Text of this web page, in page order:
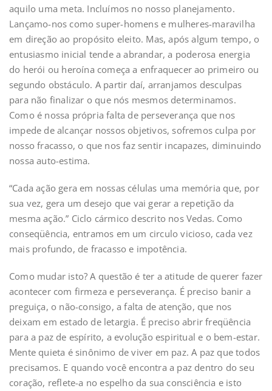
aquilo uma meta. Incluímos no nosso planejamento.
Lançamo-nos como super-homens e mulheres-maravilha
em direção ao propósito eleito. Mas, após algum tempo, o
entusiasmo inicial tende a abrandar, a poderosa energia
do herói ou heroína começa a enfraquecer ao primeiro ou
segundo obstáculo. A partir daí, arranjamos desculpas
para não finalizar o que nós mesmos determinamos.
Como é nossa própria falta de perseverança que nos
impede de alcançar nossos objetivos, sofremos culpa por
nosso fracasso, o que nos faz sentir incapazes, diminuindo
nossa auto-estima.
“Cada ação gera em nossas células uma memória que, por
sua vez, gera um desejo que vai gerar a repetição da
mesma ação.” Ciclo cármico descrito nos Vedas. Como
conseqüência, entramos em um circulo vicioso, cada vez
mais profundo, de fracasso e impotência.
Como mudar isto? A questão é ter a atitude de querer fazer
acontecer com firmeza e perseverança. É preciso banir a
preguiça, o não-consigo, a falta de atenção, que nos
deixam em estado de letargia. É preciso abrir freqüência
para a paz de espírito, a evolução espiritual e o bem-estar.
Mente quieta é sinônimo de viver em paz. A paz que todos
precisamos. E quando você encontra a paz dentro do seu
coração, reflete-a no espelho da sua consciência e isto